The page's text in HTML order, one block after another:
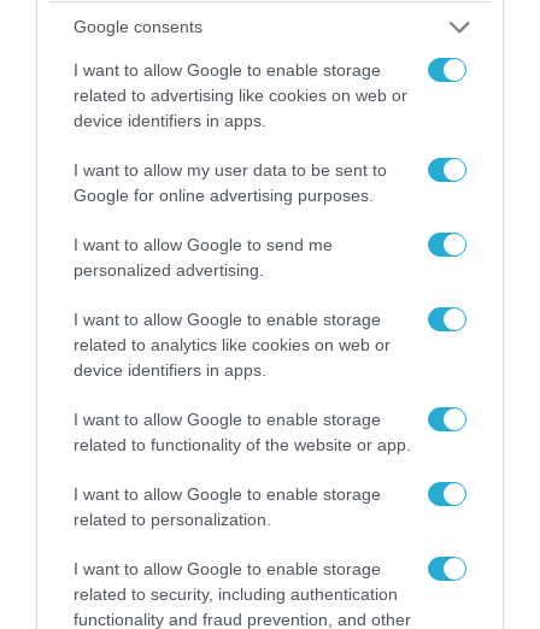
Google consents
I want to allow Google to enable storage
related to advertising like cookies on web or
device identifiers in apps.
I want to allow my user data to be sent to
Google for online advertising purposes.
I want to allow Google to send me
personalized advertising.
I want to allow Google to enable storage
related to analytics like cookies on web or
device identifiers in apps.
I want to allow Google to enable storage
related to functionality of the website or app.
I want to allow Google to enable storage
related to personalization.
I want to allow Google to enable storage
related to security, including authentication
functionality and fraud prevention, and other
Στο Βελιγράδι ο Β.Ζελένσκι: «Πρέπει να
αποσπάσουμε τους Σέρβους από το
07.08.2026 | 08:02
Οι ρωσικές δυνάμεις απέχουν μόλις 5 χλμ.